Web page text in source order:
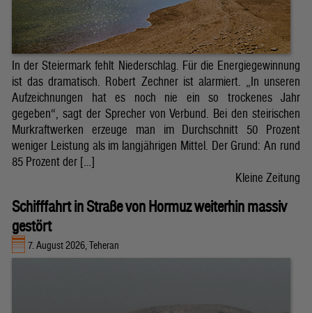
In der Steiermark fehlt Niederschlag. Für die Energiegewinnung
ist das dramatisch. Robert Zechner ist alarmiert. „In unseren
Aufzeichnungen hat es noch nie ein so trockenes Jahr
gegeben“, sagt der Sprecher von Verbund. Bei den steirischen
Murkraftwerken erzeuge man im Durchschnitt 50 Prozent
weniger Leistung als im langjährigen Mittel. Der Grund: An rund
85 Prozent der […]
Kleine Zeitung
Schifffahrt in Straße von Hormuz weiterhin massiv
gestört
7. August 2026, Teheran